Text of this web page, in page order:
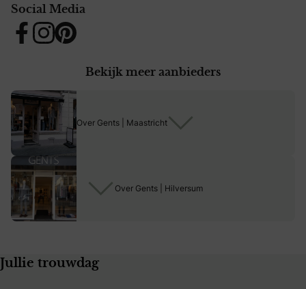
Social Media
Facebook
Instagram
Pinterest
Bekijk meer aanbieders
Over Gents | Hilversum
Over Gents | Maastricht
Jullie trouwdag